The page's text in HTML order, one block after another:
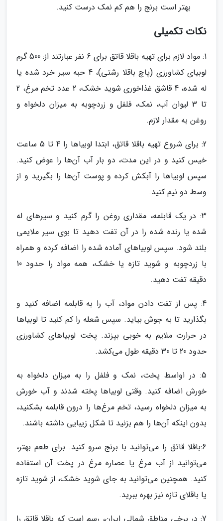
بهتر است برنج را هم کم نمک درست کنید.
نکات تکمیلی
1: مواد لازم برای تهیه باقلا قاتق برای 6 نفر عبارتند از: 500 گرم
لوبیای کشاورزی (پاچ باقلا رشتی)، 4 حبه سیر خرد شده یا
له شده، 4 قاشق غذاخوری شوید خشک، 2 عدد تخم مرغ، 2
تا 3 لیوان آب، نمک، فلفل و زردچوبه به میزان دلخواه و
روغن به مقدار لازم.
2: برای شروع تهیه باقلا قاتق، ابتدا لوبیاها را 4 تا 5 ساعت
خیس کنید و در این مدت، دو بار آب آن‌ها را عوض کنید.
سپس لوبیاها را آبکش کرده و پوست آن‌ها را بگیرید و از
وسط دو نیم کنید.
3: در یک قابلمه، مقداری روغن را گرم کنید و سیرهای له
شده یا رنده شده را در آن تفت دهید تا بوی سیر ملایمی
بلند شود. سپس لوبیاهای آماده شده را اضافه کرده و همراه
با زردچوبه و شوید تازه یا خشک، همه مواد را حدود 10
دقیقه تفت دهید.
4: پس از تفت دادن مواد، آب را به قابلمه اضافه کنید و
بگذارید تا به جوش بیاید. سپس شعله را کم کنید تا لوبیاها
در حرارت ملایم به خوبی بپزند. پخت لوبیاهای کشاورزی
حدود 20 تا 30 دقیقه طول می‌کشد.
5: در اواسط پخت، نمک و فلفل را به میزان دلخواه به
خورش اضافه کنید. وقتی لوبیاها پخته شدند و آب خورش
به میزان دلخواه رسید، تخم مرغ‌ها را درون قابلمه بشکنید،
بدون اینکه آن‌ها را هم بزنید تا شکل زیبایی داشته باشند.
6:باقلا قاتق را می‌توانید با برنج سرو کنید. برای طعم بهتر،
می‌توانید از آب مرغ یا عصاره مرغ در پخت آن استفاده
کنید. همچنین می‌توانید به جای شوید خشک، از شوید تازه
یا باقلای تازه نیز بهره ببرید.